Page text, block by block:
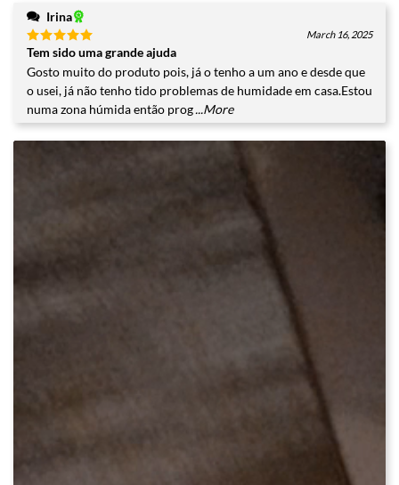
Irina
Valorado
con
de
5
March 16, 2025
Tem sido uma grande ajuda
Gosto muito do produto pois, já o tenho a um ano e desde que
o usei, já não tenho tido problemas de humidade em casa.Estou
numa zona húmida então prog...More